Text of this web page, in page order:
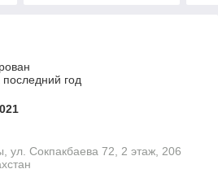
год
ул. Сокпакбаева 72, 2 этаж, 206